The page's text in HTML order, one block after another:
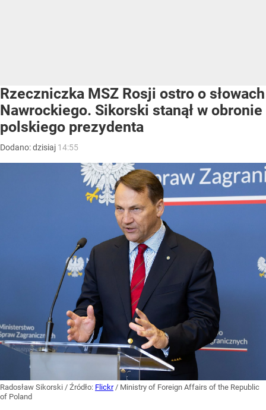
Rzeczniczka MSZ Rosji ostro o słowach
Nawrockiego. Sikorski stanął w obronie
polskiego prezydenta
Dodano:dzisiaj 14:55
Radosław Sikorski / Źródło: Flickr / Ministry of Foreign Affairs of the Republic
of Poland